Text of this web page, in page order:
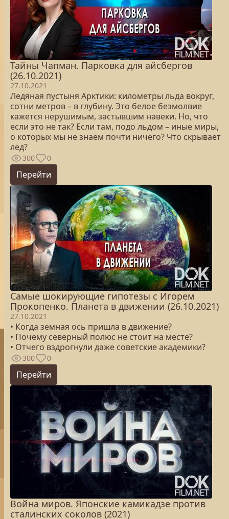
Тайны Чапман. Парковка для айсбергов
(26.10.2021)
27.10.2021
Ледяная пустыня Арктики: километры льда вокруг,
сотни метров – в глубину. Это белое безмолвие
кажется нерушимым, застывшим навеки. Но, что
если это не так? Если там, подо льдом – иные миры,
о которых мы не знаем почти ничего? Что скрывает
лед?
300 0
Перейти
Самые шокирующие гипотезы с Игорем
Прокопенко. Планета в движении (26.10.2021)
27.10.2021
• Когда земная ось пришла в движение?
• Почему северный полюс не стоит на месте?
• Отчего вздрогнули даже советские академики?
300 0
Перейти
Война миров. Японские камикадзе против
сталинских соколов (2021)